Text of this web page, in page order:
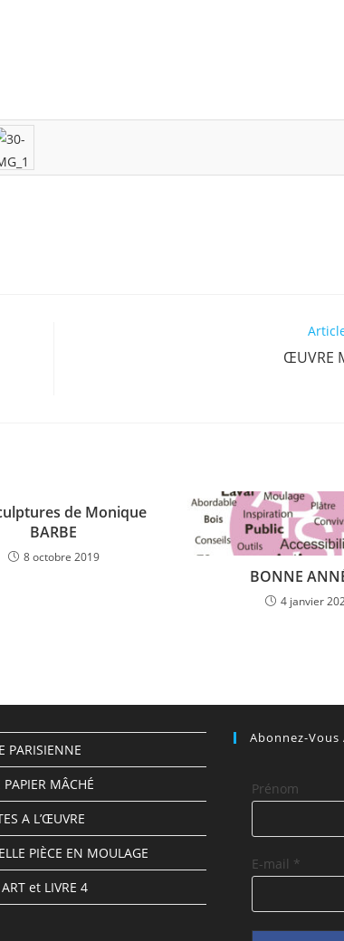
ŒUVRE
de Monique
BARBE
8 octobre 2019
BONNE
4 janvier
PARISIENNE
PAPIER MÂCHÉ
A L’ŒUVRE
PIÈCE EN MOULAGE
et LIVRE 4
Abonnez-
Prénom
E-mail *